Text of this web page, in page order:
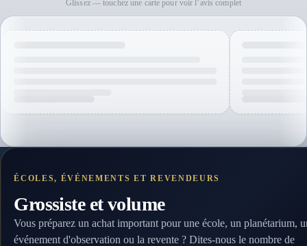
Glissez — touchez une carte pour voir l’avis complet
ÉCOLES, ÉVÉNEMENTS ET REVENDEURS
Grossiste et volume
Vous préparez un achat important pour une école, un planétarium,
événement d'observation ou la revente ? Dites-nous le nombre de